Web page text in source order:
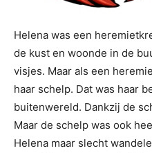
Helena was een
de kust en woonde in de
visjes. Maar als een
haar schelp. Dat was haar
buitenwereld. Dankzij de
Maar de schelp was ook
Helena maar slecht